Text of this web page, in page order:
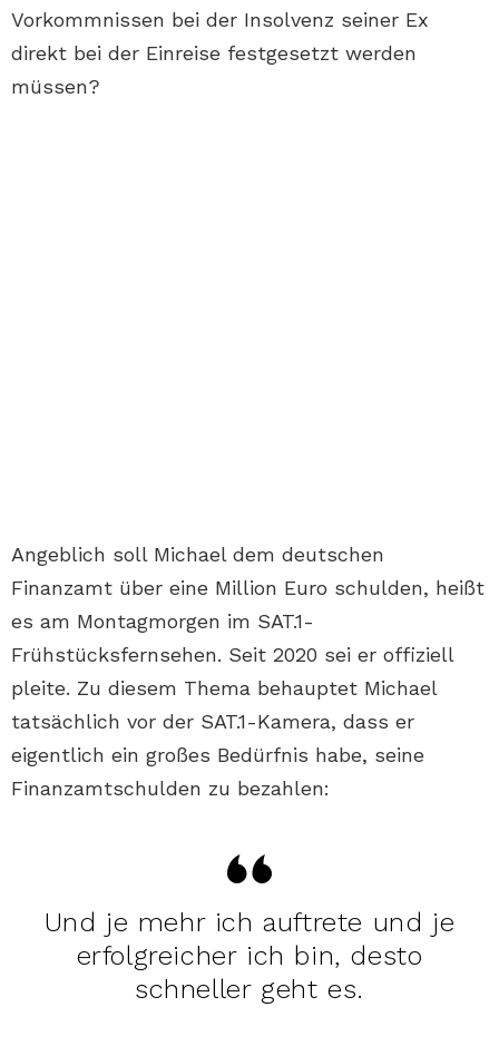
Vorkommnissen bei der Insolvenz seiner Ex
direkt bei der Einreise festgesetzt werden
müssen?
Angeblich soll Michael dem deutschen
Finanzamt über eine Million Euro schulden, heißt
es am Montagmorgen im SAT.1-
Frühstücksfernsehen. Seit 2020 sei er offiziell
pleite. Zu diesem Thema behauptet Michael
tatsächlich vor der SAT.1-Kamera, dass er
eigentlich ein großes Bedürfnis habe, seine
Finanzamtschulden zu bezahlen:
Und je mehr ich auftrete und je
erfolgreicher ich bin, desto
schneller geht es.